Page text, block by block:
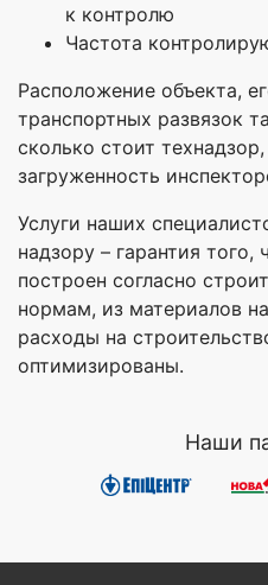
к контролю
Частота
Расположение объекта,
транспортных развязок
сколько стоит
загруженность
Услуги наших
надзору – гарантия того,
построен согласно
нормам, из материалов
расходы на
оптимизированы.
Наши